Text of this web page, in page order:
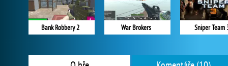
Bank Robbery 2 War Brokers Sniper Team